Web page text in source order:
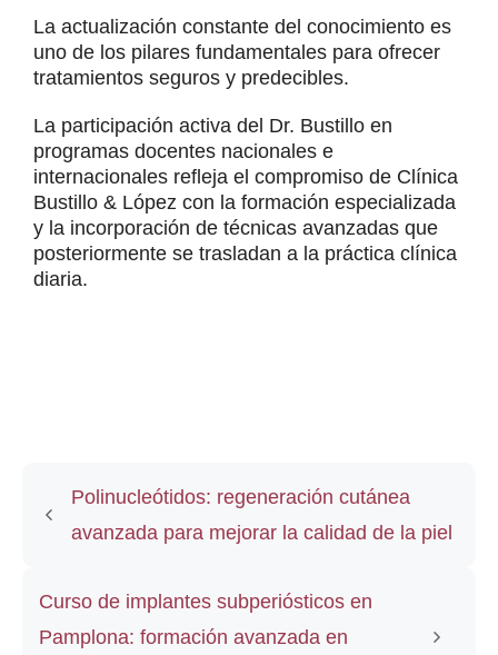
La actualización constante del conocimiento es
uno de los pilares fundamentales para ofrecer
tratamientos seguros y predecibles.
La participación activa del Dr. Bustillo en
programas docentes nacionales e
internacionales refleja el compromiso de Clínica
Bustillo & López con la formación especializada
y la incorporación de técnicas avanzadas que
posteriormente se trasladan a la práctica clínica
diaria.
Polinucleótidos: regeneración cutánea
avanzada para mejorar la calidad de la piel
Curso de implantes subperiósticos en
Pamplona: formación avanzada en